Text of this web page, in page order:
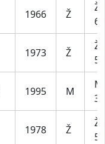
1966 Ž
1973 Ž
1995 M
1978 Ž